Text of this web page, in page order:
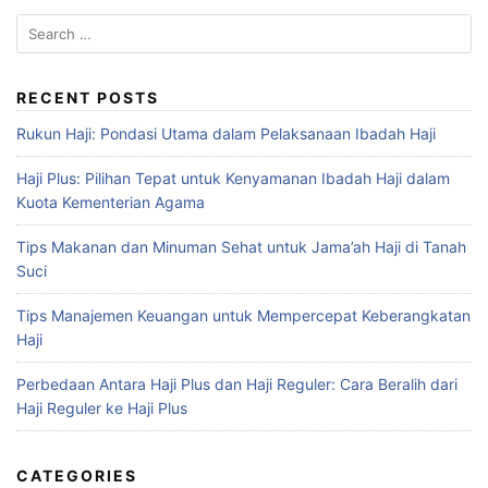
RECENT POSTS
Rukun Haji: Pondasi Utama dalam Pelaksanaan Ibadah Haji
Haji Plus: Pilihan Tepat untuk Kenyamanan Ibadah Haji dalam
Kuota Kementerian Agama
Tips Makanan dan Minuman Sehat untuk Jama’ah Haji di Tanah
Suci
Tips Manajemen Keuangan untuk Mempercepat Keberangkatan
Haji
Perbedaan Antara Haji Plus dan Haji Reguler: Cara Beralih dari
Haji Reguler ke Haji Plus
CATEGORIES